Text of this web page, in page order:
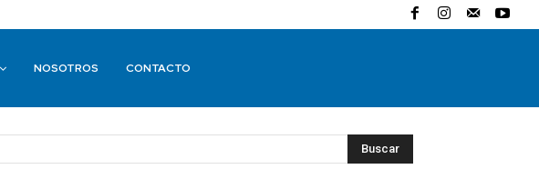
NOSOTROS CONTACTO
Buscar